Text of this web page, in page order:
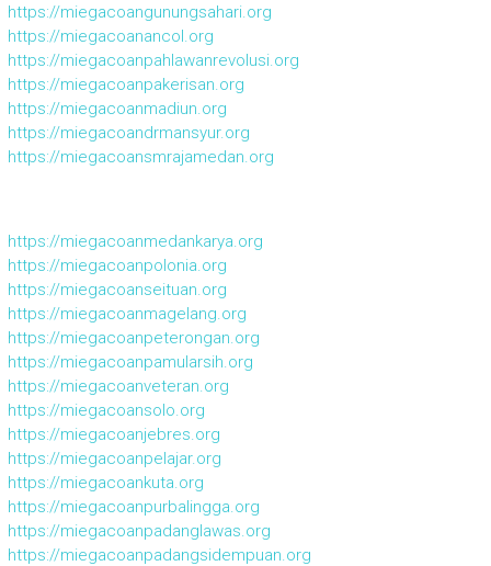
https://miegacoangunungsahari.org
https://miegacoanancol.org
https://miegacoanpahlawanrevolusi.org
https://miegacoanpakerisan.org
https://miegacoanmadiun.org
https://miegacoandrmansyur.org
https://miegacoansmrajamedan.org
https://miegacoanmedankarya.org
https://miegacoanpolonia.org
https://miegacoanseituan.org
https://miegacoanmagelang.org
https://miegacoanpeterongan.org
https://miegacoanpamularsih.org
https://miegacoanveteran.org
https://miegacoansolo.org
https://miegacoanjebres.org
https://miegacoanpelajar.org
https://miegacoankuta.org
https://miegacoanpurbalingga.org
https://miegacoanpadanglawas.org
https://miegacoanpadangsidempuan.org